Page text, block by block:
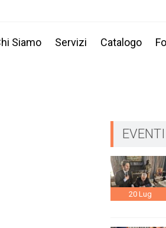
Siamo Servizi Catalogo
EVENTI
20 Lug